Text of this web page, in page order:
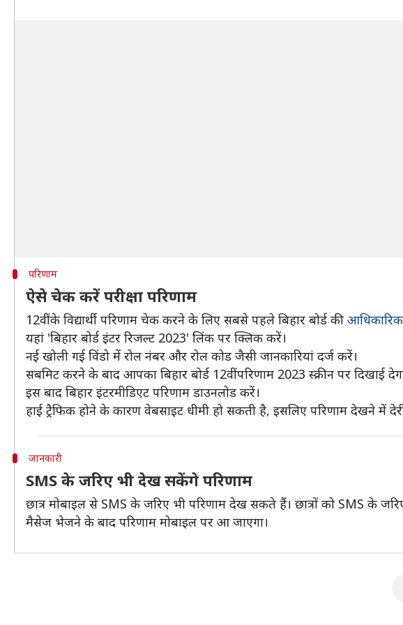
परिणाम
ऐसे चेक करें परीक्षा परिणाम
12वीं के विद्यार्थी परिणाम चेक करने के लिए सबसे पहले बिहार बोर्ड की
यहां 'बिहार बोर्ड इंटर रिजल्ट 2023' लिंक पर क्लिक करें।
नई खोली गई विंडो में रोल नंबर और रोल कोड जैसी जानकारियां दर्ज करें।
सबमिट करने के बाद आपका बिहार बोर्ड 12वीं परिणाम 2023 स्क्रीन पर दिखाई
इस बाद बिहार इंटरमीडिएट परिणाम डाउनलोड करें।
हाई ट्रैफिक होने के कारण वेबसाइट धीमी हो सकती है, इसलिए परिणाम देखने में
जानकारी
SMS के जरिए भी देख सकेंगे परिणाम
छात्र मोबाइल से SMS के जरिए भी परिणाम देख सकते हैं। छात्रों को SMS के
मैसेज भेजने के बाद परिणाम मोबाइल पर आ जाएगा।